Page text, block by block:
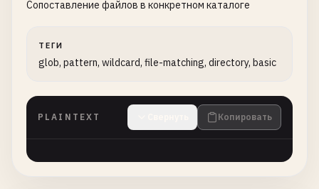
Сопоставление файлов в конкретном каталоге
ТЕГИ
glob, pattern, wildcard, file-matching, directory, basic
PLAINTEXT Копировать